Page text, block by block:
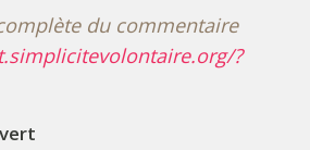
du commentaire
?